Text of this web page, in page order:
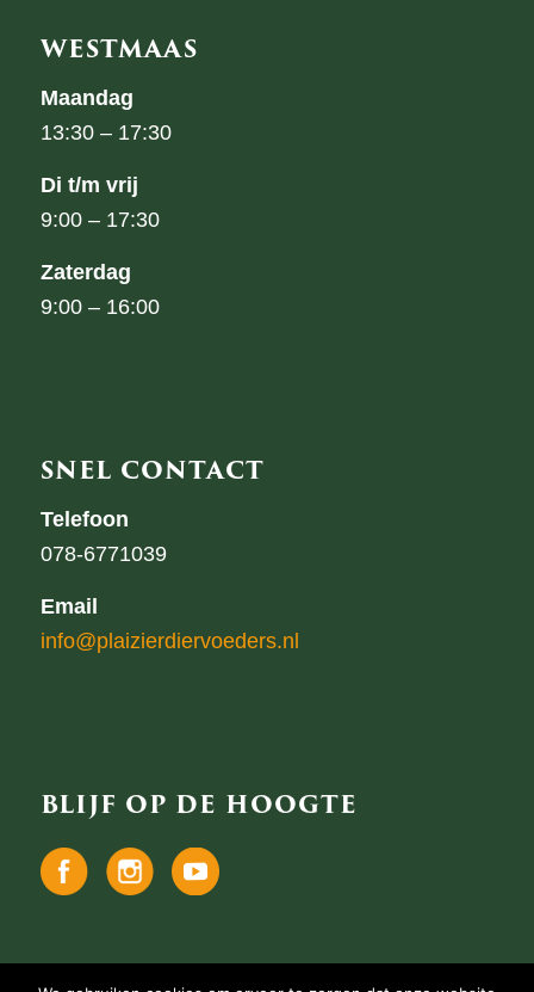
WESTMAAS
Maandag
13:30 – 17:30
Di t/m vrij
9:00 – 17:30
Zaterdag
9:00 – 16:00
SNEL CONTACT
Telefoon
078-6771039
Email
info@plaizierdiervoeders.nl
BLIJF OP DE HOOGTE